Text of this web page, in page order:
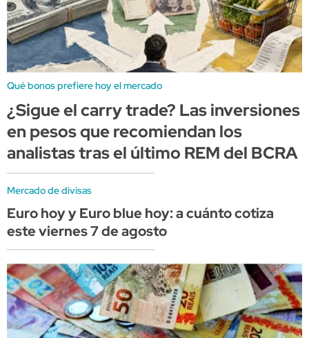
Qué bonos prefiere hoy el mercado
¿Sigue el carry trade? Las inversiones
en pesos que recomiendan los
analistas tras el último REM del BCRA
Mercado de divisas
Euro hoy y Euro blue hoy: a cuánto cotiza
este viernes 7 de agosto